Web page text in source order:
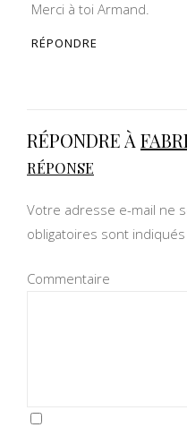
Merci à toi Armand.
RÉPONDRE
RÉPONDRE À
RÉPONSE
Votre adresse e-mail ne
obligatoires sont
Commentaire